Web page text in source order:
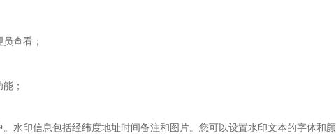
查看；
；
水印信息包括经纬度地址时间备注和图片。您可以设置水印文本的字体和颜